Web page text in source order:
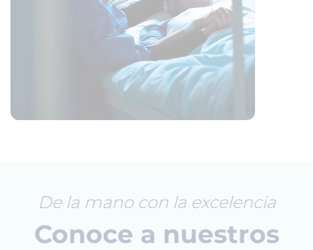
De la mano con la excelencia
Conoce a nuestros